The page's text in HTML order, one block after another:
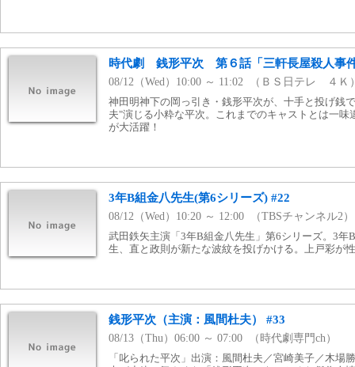
時代劇 銭形平次 第６話「三軒長屋殺人事
08/12（Wed）10:00 ～ 11:02 （ＢＳ日テレ ４Ｋ
神田明神下の岡っ引き・銭形平次が、十手と投げ銭
夫"演じる小粋な平次。これまでのキャストとは一味
が大活躍！
3年B組金八先生(第6シリーズ) #22
08/12（Wed）10:20 ～ 12:00 （TBSチャンネル2）
武田鉄矢主演「3年B組金八先生」第6シリーズ。3年
生、直と政則が新たな波紋を投げかける。上戸彩が
銭形平次（主演：風間杜夫） #33
08/13（Thu）06:00 ～ 07:00 （時代劇専門ch）
「叱られた平次」出演：風間杜夫／宮崎美子／木